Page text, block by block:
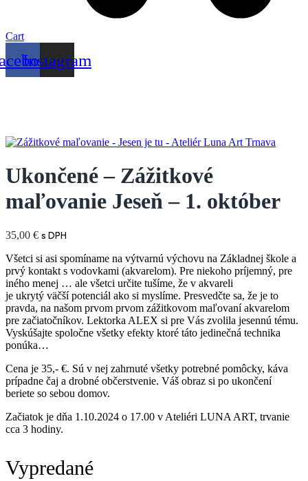
Cart
Instagram
Ukončené – Zážitkové
maľovanie Jeseň – 1. október
35,00 € s DPH
Všetci si asi spomíname na výtvarnú výchovu na Základnej škole a
prvý kontakt s vodovkami (akvarelom). Pre niekoho príjemný, pre
iného menej … ale všetci určite tušíme, že v akvareli
je ukrytý väčší potenciál ako si myslíme. Presvedčte sa, že je to
pravda, na našom prvom prvom zážitkovom maľovaní akvarelom
pre začiatočníkov. Lektorka ALEX si pre Vás zvolila jesennú tému.
Vyskúšajte spoločne všetky efekty ktoré táto jedinečná technika
ponúka…
Cena je 35,- €. Sú v nej zahrnuté všetky potrebné pomôcky, káva
prípadne čaj a drobné občerstvenie. Váš obraz si po ukončení
beriete so sebou domov.
Začiatok je dňa 1.10.2024 o 17.00 v Ateliéri LUNA ART, trvanie
cca 3 hodiny.
Vypredané